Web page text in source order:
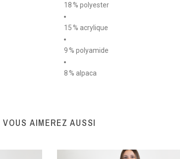
18 % polyester
15 % acrylique
9 % polyamide
8 % alpaca
VOUS AIMEREZ AUSSI